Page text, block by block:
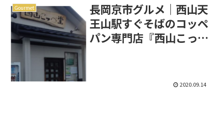
Gourmet
長岡京市グルメ｜西山天
王山駅すぐそばのコッペ
パン専門店『西山こっぺ
2020.09.14